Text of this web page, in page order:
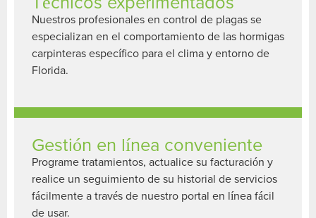
Nuestros profesionales en control de plagas se
especializan en el comportamiento de las hormigas
carpinteras específico para el clima y entorno de
Florida.
Gestión en línea conveniente
Programe tratamientos, actualice su facturación y
realice un seguimiento de su historial de servicios
fácilmente a través de nuestro portal en línea fácil
de usar.